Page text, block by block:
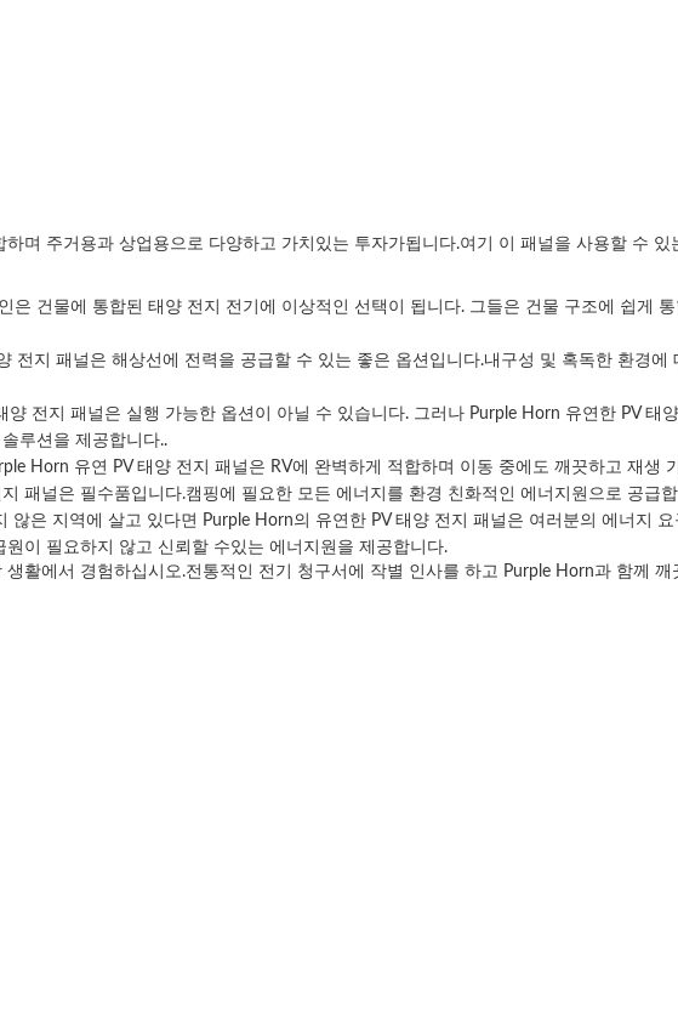
며 주거용과 상업용으로 다양하고 가치있는 투자가됩니다.여기 이 패널을 사용할 수 있
은 건물에 통합된 태양 전지 전기에 이상적인 선택이 됩니다. 그들은 건물 구조에 쉽게
전지 패널은 해상선에 전력을 공급할 수 있는 좋은 옵션입니다.내구성 및 혹독한 환경에
전지 패널은 실행 가능한 옵션이 아닐 수 있습니다. 그러나 Purple Horn 유연한 PV 태
루션을 제공합니다..
Horn 유연 PV 태양 전지 패널은 RV에 완벽하게 적합하며 이동 중에도 깨끗하고 재생
패널은 필수품입니다.캠핑에 필요한 모든 에너지를 환경 친화적인 에너지원으로 공급
않은 지역에 살고 있다면 Purple Horn의 유연한 PV 태양 전지 패널은 여러분의 에너지
이 필요하지 않고 신뢰할 수있는 에너지원을 제공합니다.
활에서 경험하십시오.전통적인 전기 청구서에 작별 인사를 하고 Purple Horn과 함께 깨